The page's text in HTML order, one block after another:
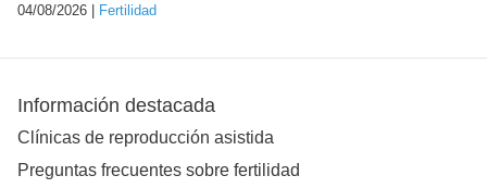
04/08/2026 | Fertilidad
Información destacada
Clínicas de reproducción asistida
Preguntas frecuentes sobre fertilidad